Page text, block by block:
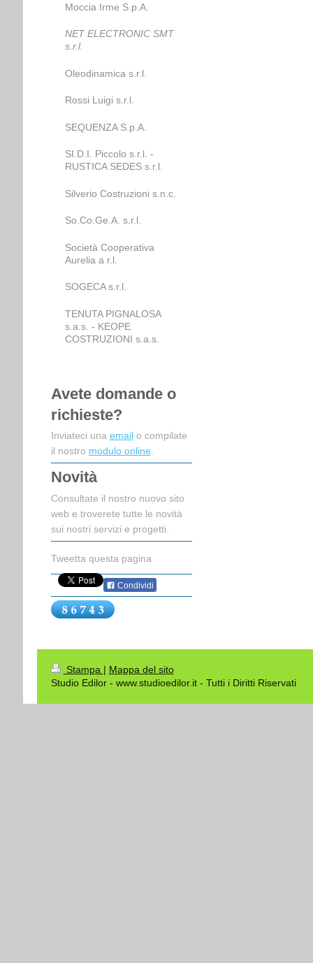
Moccia Irme S.p.A.
NET ELECTRONIC SMT
s.r.l.
Oleodinamica s.r.l.
Rossi Luigi s.r.l.
SEQUENZA S.p.A.
SI.D.I. Piccolo s.r.l. -
RUSTICA SEDES s.r.l.
Silverio Costruzioni s.n.c.
So.Co.Ge.A. s.r.l.
Società Cooperativa
Aurelia a r.l.
SOGECA s.r.l.
TENUTA PIGNALOSA
s.a.s. - KEOPE
COSTRUZIONI s.a.s.
Avete domande o
richieste?
Inviateci una emailo compilate
il nostro modulo online.
Novità
Consultate il nostro nuovo sito
web e troverete tutte le novità
sui nostri servizi e progetti.
Tweetta questa pagina
Condividi
Stampa | Mappa del sito
Studio Edilor - www.studioedilor.it - Tutti i Diritti Riservati